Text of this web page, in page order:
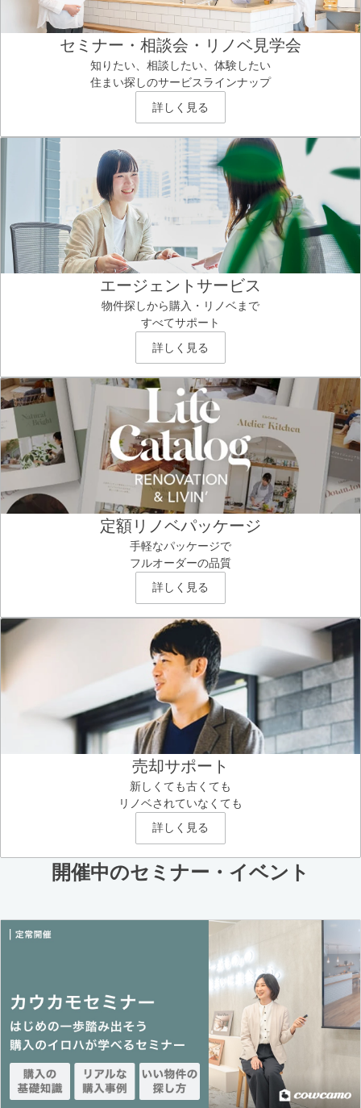
セミナー・相談会・リノベ見学会
知りたい、相談したい、体験したい
住まい探しのサービスラインナップ
詳しく見る
エージェントサービス
物件探しから購入・リノベまで
すべてサポート
詳しく見る
定額リノベパッケージ
手軽なパッケージで
フルオーダーの品質
詳しく見る
売却サポート
新しくても古くても
リノベされていなくても
詳しく見る
開催中のセミナー・イベント